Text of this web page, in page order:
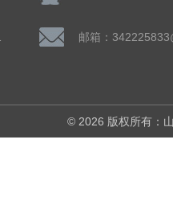
邮箱：
© 2026 版权所有：